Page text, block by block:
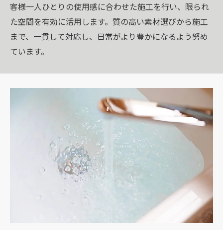
客様一人ひとりの使用感に合わせた施工を行い、限られ
た空間を有効に活用します。質の高い素材選びから施工
まで、一貫して対応し、日常がより豊かになるよう努め
ています。